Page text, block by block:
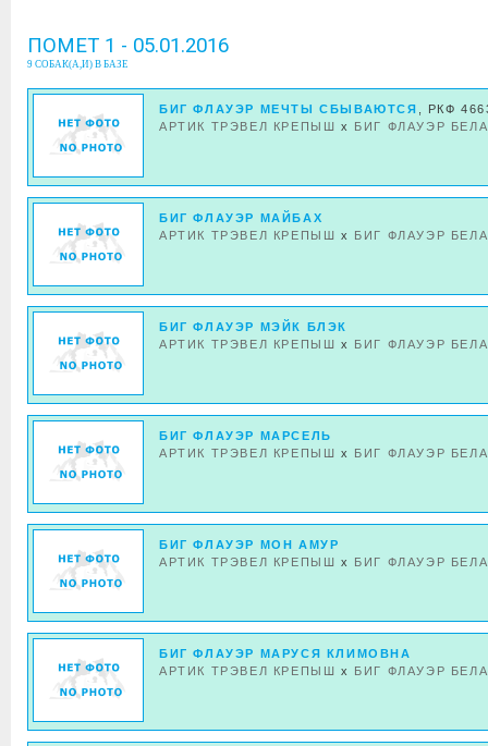
ПОМЕТ 1 - 05.01.2016
9 СОБАК(А,И) В БАЗЕ
БИГ ФЛАУЭР МЕЧТЫ СБЫВАЮТСЯ
, РКФ
АРТИК ТРЭВЕЛ КРЕПЫШ x БИГ ФЛАУЭР
БИГ ФЛАУЭР МАЙБАХ
АРТИК ТРЭВЕЛ КРЕПЫШ x БИГ ФЛАУЭР
БИГ ФЛАУЭР МЭЙК БЛЭК
АРТИК ТРЭВЕЛ КРЕПЫШ x БИГ ФЛАУЭР
БИГ ФЛАУЭР МАРСЕЛЬ
АРТИК ТРЭВЕЛ КРЕПЫШ x БИГ ФЛАУЭР
БИГ ФЛАУЭР МОН АМУР
АРТИК ТРЭВЕЛ КРЕПЫШ x БИГ ФЛАУЭР
БИГ ФЛАУЭР МАРУСЯ КЛИМОВНА
АРТИК ТРЭВЕЛ КРЕПЫШ x БИГ ФЛАУЭР